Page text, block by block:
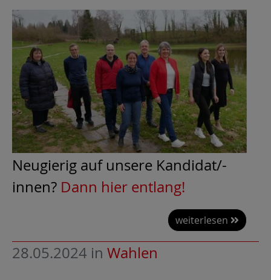
Neugierig auf unsere Kandidat/-
innen? Dann hier entlang!
weiterlesen
28.05.2024 in Wahlen